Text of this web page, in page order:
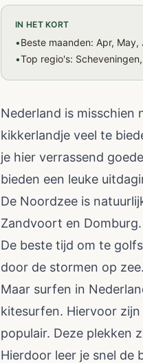
IN HET KORT
•Beste maanden: Apr,
•Top regio's:
Nederland is misschien
kikkerlandje veel te
je hier verrassend
bieden een leuke
De Noordzee is
Zandvoort en
De beste tijd om te
door de stormen op zee.
Maar surfen in
kitesurfen. Hiervoor
populair. Deze plekken
Hierdoor leer je snel